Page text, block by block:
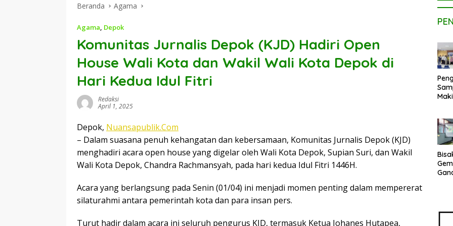
Beranda Agama
Agama, Depok
Komunitas Jurnalis Depok (KJD) Hadiri Open
House Wali Kota dan Wakil Wali Kota Depok di
Hari Kedua Idul Fitri
Redaksi
April 1, 2025
Depok, Nuansapublik.Com
– Dalam suasana penuh kehangatan dan kebersamaan, Komunitas Jurnalis Depok (KJD)
menghadiri acara open house yang digelar oleh Wali Kota Depok, Supian Suri, dan Wakil
Wali Kota Depok, Chandra Rachmansyah, pada hari kedua Idul Fitri 1446H.
Acara yang berlangsung pada Senin (01/04) ini menjadi momen penting dalam mempererat
silaturahmi antara pemerintah kota dan para insan pers.
Turut hadir dalam acara ini seluruh pengurus KJD, termasuk Ketua Johanes Hutapea,